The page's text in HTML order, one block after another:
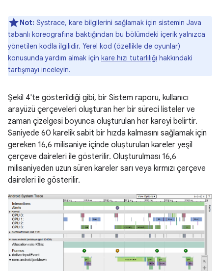
Not: Systrace, kare bilgilerini sağlamak için sistemin Java
tabanlı koreografına baktığından bu bölümdeki içerik yalnızca
yönetilen kodla ilgilidir. Yerel kod (özellikle de oyunlar)
konusunda yardım almak için kare hızı tutarlılığı hakkındaki
tartışmayı inceleyin.
Şekil 4'te gösterildiği gibi, bir Sistem raporu, kullanıcı
arayüzü çerçeveleri oluşturan her bir süreci listeler ve
zaman çizelgesi boyunca oluşturulan her kareyi belirtir.
Saniyede 60 karelik sabit bir hızda kalmasını sağlamak için
gereken 16,6 milisaniye içinde oluşturulan kareler yeşil
çerçeve daireleri ile gösterilir. Oluşturulması 16,6
milisaniyeden uzun süren kareler sarı veya kırmızı çerçeve
daireleri ile gösterilir.